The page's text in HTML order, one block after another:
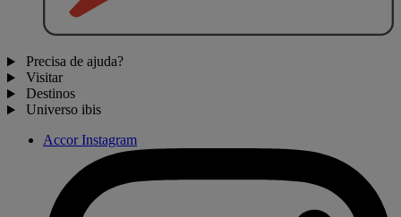
Precisa de ajuda?
Visitar
Destinos
Universo ibis
Accor Instagram